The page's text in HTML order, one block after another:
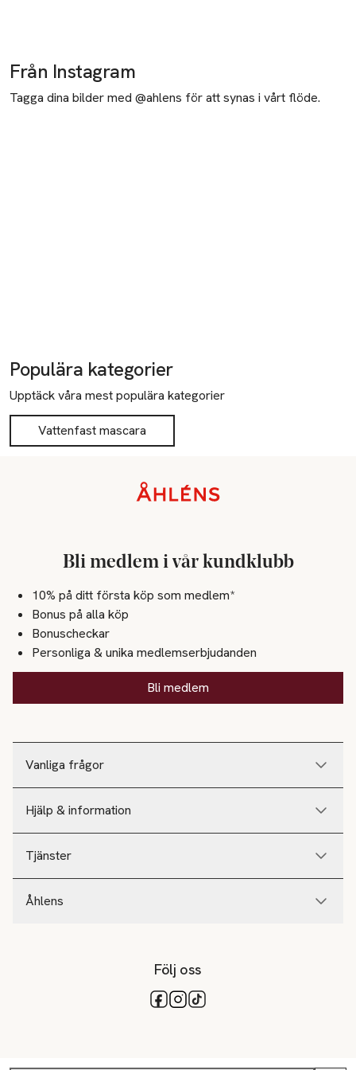
Från Instagram
Tagga dina bilder med @ahlens för att synas i vårt flöde.
Populära kategorier
Upptäck våra mest populära kategorier
Vattenfast mascara
Vanliga frågor
Hjälp & information
Tjänster
Åhlens
Bli medlem i vår kundklubb
10% på ditt första köp som medlem*
Bonus på alla köp
Bonuscheckar
Personliga & unika medlemserbjudanden
Bli medlem
Följ oss